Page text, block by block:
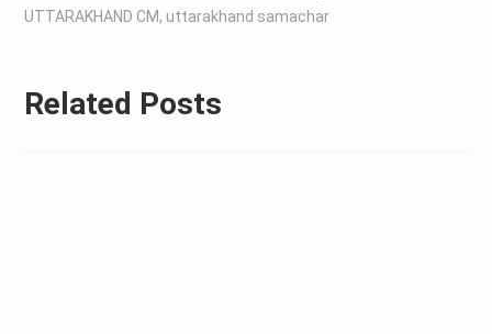
UTTARAKHAND CM, uttarakhand samachar
Related Posts